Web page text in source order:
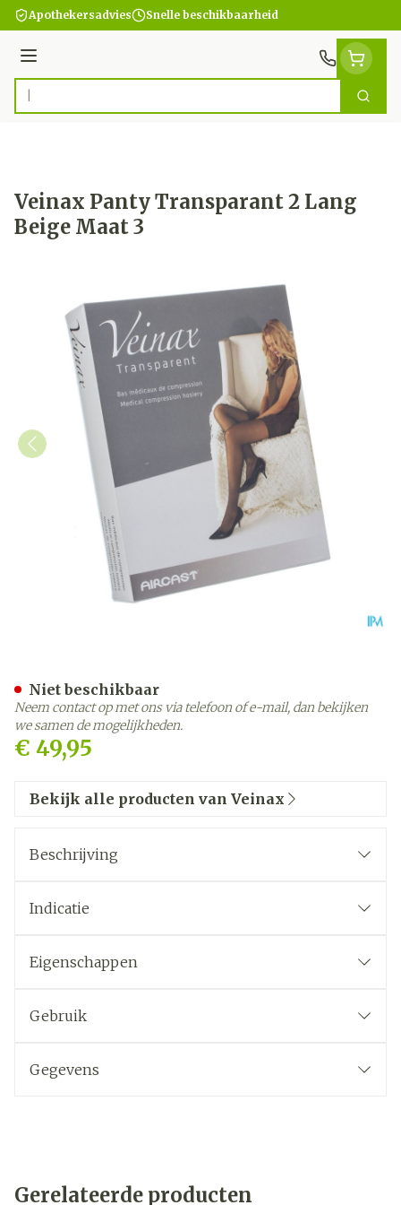
Ga naar de inhoud
Apothekersadvies Snelle beschikbaarheid
Menu
Product, merk, categorie... Zoek
Veinax Panty Transparant 2 Lang
Beige Maat 3
€ 49,95
Niet beschikbaar
Neem contact op met ons via telefoon of e-mail, dan bekijken
we samen de mogelijkheden.
Bekijk alle producten van Veinax
Beschrijving
Indicatie
Eigenschappen
Gebruik
Gegevens
Gerelateerde producten